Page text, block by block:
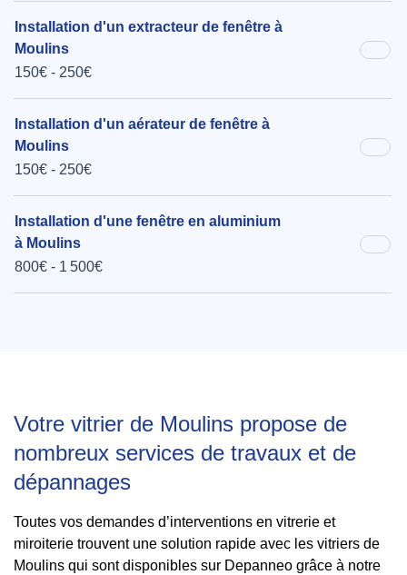
Installation d'un extracteur de fenêtre à
Moulins
150€ - 250€
Installation d'un aérateur de fenêtre à
Moulins
150€ - 250€
Installation d'une fenêtre en aluminium
à Moulins
800€ - 1 500€
Votre vitrier de Moulins propose de
nombreux services de travaux et de
dépannages
Toutes vos demandes d’interventions en vitrerie et
miroiterie trouvent une solution rapide avec les vitriers de
Moulins qui sont disponibles sur Depanneo grâce à notre